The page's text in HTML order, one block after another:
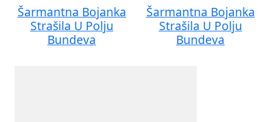
Šarmantna Bojanka
Strašila U Polju
Bundeva
Šarmantna Bojanka
Strašila U Polju
Bundeva